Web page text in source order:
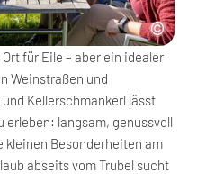
für Eile – aber ein idealer
Weinstraßen und
Kellerschmankerl lässt
erleben: langsam, genussvoll
kleinen Besonderheiten am
abseits vom Trubel sucht